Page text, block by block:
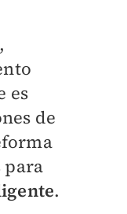
,
es
de
para
.